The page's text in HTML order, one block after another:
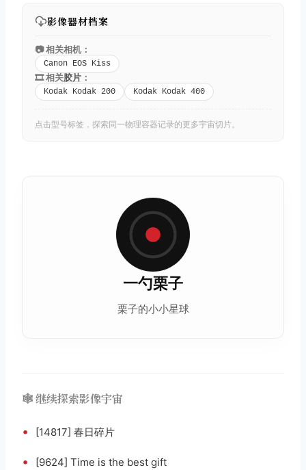
影像器材档案
📷 相关相机：
Canon EOS Kiss
🎞️ 相关胶片 ：
Kodak Kodak 200 Kodak Kodak 400
点击型号标签，探索同一物理容器记录的更多宇宙切片。
一勺栗子
栗子的小小星球
🕸️ 继续探索影像宇宙
• [14817] 春日碎片
• [9624] Time is the best gift